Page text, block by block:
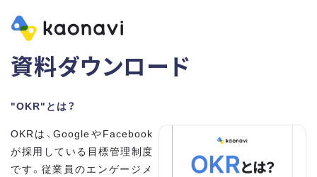
資料ダウンロード
"OKR"とは？
OKRは、GoogleやFacebook
が採用している目標管理制度
です。従業員のエンゲージメ